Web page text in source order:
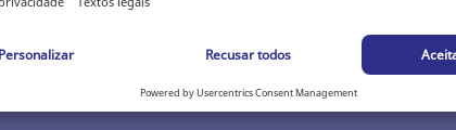
/ Register Login / Register